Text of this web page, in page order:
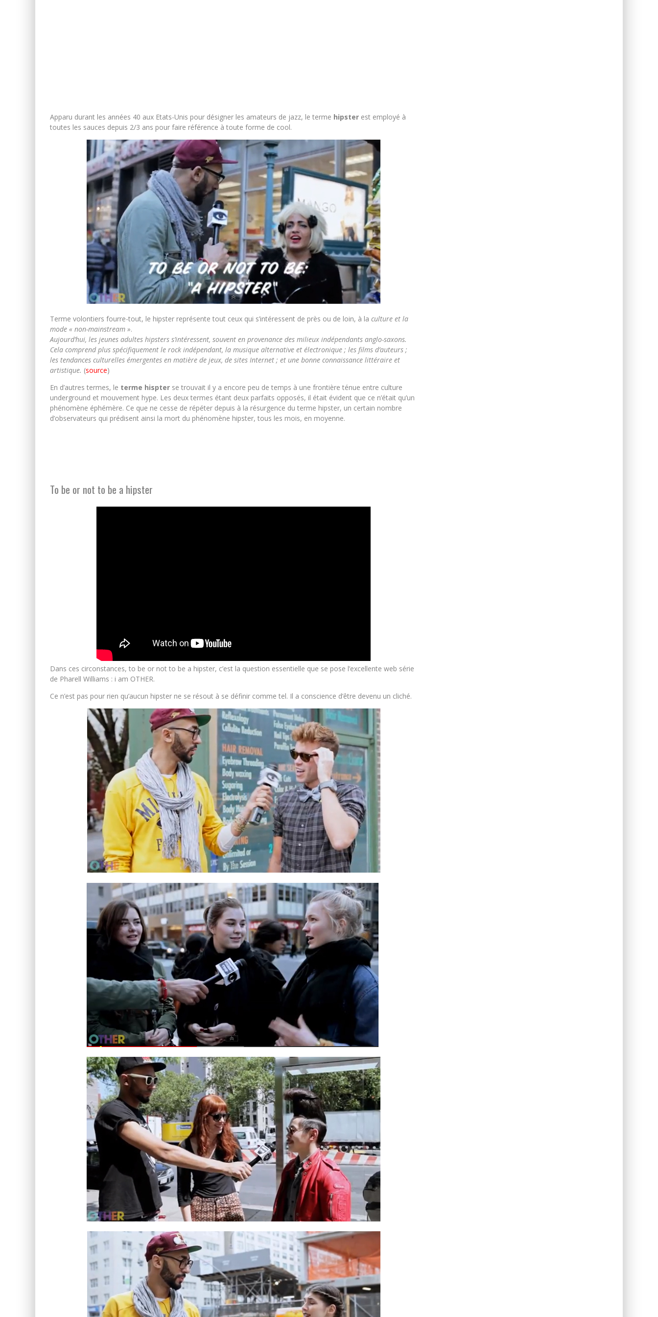
Apparu durant les années 40 aux Etats-Unis pour désigner les amateurs de jazz, le terme hipster est employé à
toutes les sauces depuis 2/3 ans pour faire référence à toute forme de cool.
Terme volontiers fourre-tout, le hipster représente tout ceux qui s’intéressent de près ou de loin, à la culture et la
mode « non-mainstream ».
Aujourd’hui, les jeunes adultes hipsters s’intéressent, souvent en provenance des milieux indépendants anglo-saxons.
Cela comprend plus spécifiquement le rock indépendant, la musique alternative et électronique ; les films d’auteurs ;
les tendances culturelles émergentes en matière de jeux, de sites Internet ; et une bonne connaissance littéraire et
artistique. (source)
En d’autres termes, le terme hispter se trouvait il y a encore peu de temps à une frontière ténue entre culture
underground et mouvement hype. Les deux termes étant deux parfaits opposés, il était évident que ce n’était qu’un
phénomène éphémère. Ce que ne cesse de répéter depuis à la résurgence du terme hipster, un certain nombre
d’observateurs qui prédisent ainsi la mort du phénomène hipster, tous les mois, en moyenne.
To be or not to be a hipster
Dans ces circonstances, to be or not to be a hipster, c’est la question essentielle que se pose l’excellente web série
de Pharell Williams : i am OTHER.
Ce n’est pas pour rien qu’aucun hipster ne se résout à se définir comme tel. Il a conscience d’être devenu un cliché.